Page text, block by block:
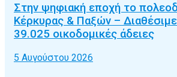
Στην ψηφιακή εποχή το
Κέρκυρας & Παξών –
39.025 οικοδομικές άδειες
5 Αυγούστου 2026